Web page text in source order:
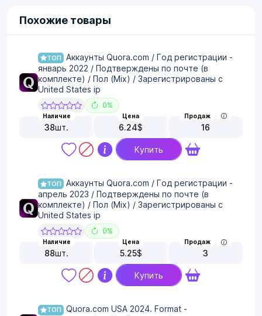
Похожие товары
ТОП
Аккаунты Quora.com / Год регистрации -
январь 2022 / Подтверждены по почте (в
комплекте) / Пол (Мix) / Зарегистрированы c
United States ip
0%
Наличие
38шт.
Цена
6.24$
Продаж
16
Купить
ТОП
Аккаунты Quora.com / Год регистрации -
апрель 2023 / Подтверждены по почте (в
комплекте) / Пол (Мix) / Зарегистрированы c
United States ip
0%
Наличие
88шт.
Цена
5.25$
Продаж
3
Купить
ТОП
Quora.com USA 2024. Format -